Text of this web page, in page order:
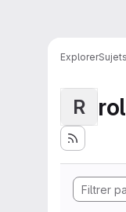
ExplorerSujets
R